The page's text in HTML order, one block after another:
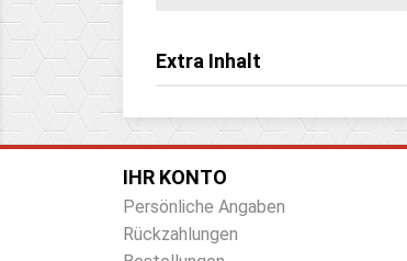
Extra Inhalt
IHR KONTO
Persönliche Angaben
Rückzahlungen